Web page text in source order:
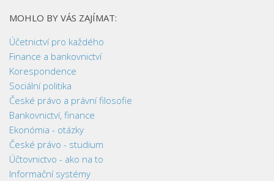
MOHLO BY VÁS ZAJÍMAT:
Účetnictví pro každého
Finance a bankovnictví
Korespondence
Sociální politika
České právo a právní filosofie
Bankovnictví, finance
Ekonómia - otázky
České právo - studium
Účtovnictvo - ako na to
Informační systémy